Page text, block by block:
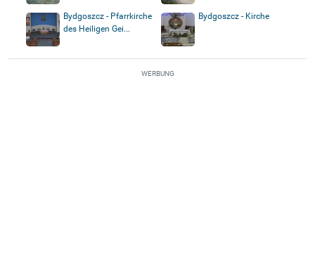
Bydgoszcz - Pfarrkirche
des Heiligen Gei...
Bydgoszcz - Kirche
WERBUNG